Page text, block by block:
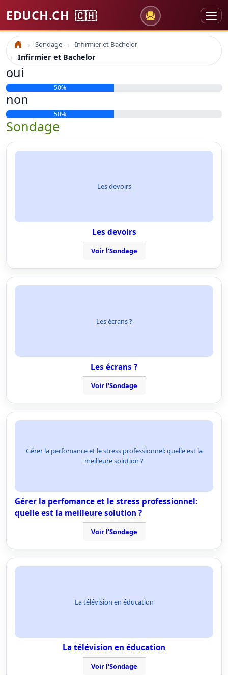
EDUCH.CH 🇨🇭
Accueil Sondage Infirmier et Bachelor
Infirmier et Bachelor
oui
50%
non
50%
Sondage
Les devoirs
Les devoirs
Voir l'Sondage
Les écrans ?
Les écrans ?
Voir l'Sondage
Gérer la perfomance et le stress professionnel: quelle est la
meilleure solution ?
Gérer la perfomance et le stress professionnel:
quelle est la meilleure solution ?
Voir l'Sondage
La télévision en éducation
La télévision en éducation
Voir l'Sondage